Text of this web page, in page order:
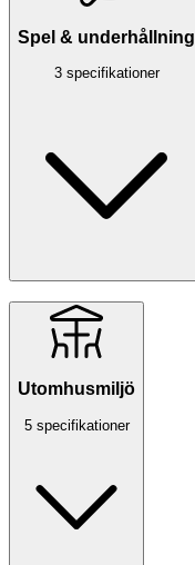
Spel & underhållning
3 specifikationer
Utomhusmiljö
5 specifikationer